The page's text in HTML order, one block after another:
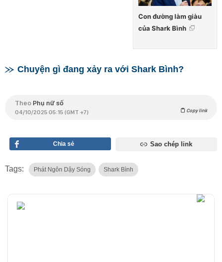
Con đường làm giàu
của Shark Bình
Chuyện gì đang xảy ra với Shark Bình?
Theo Phụ nữ số
04/10/2025 05:15 (GMT +7) Copy link
Chia sẻ Sao chép link
Tags: Phát Ngôn Dậy Sóng Shark Bình